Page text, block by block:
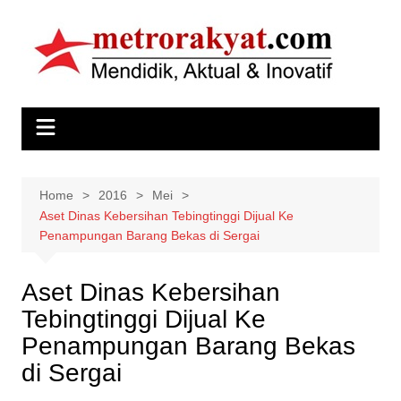
content
Home 2016
Mei
Aset Dinas Kebersihan Tebingtinggi Dijual Ke
Penampungan Barang Bekas di Sergai
Aset Dinas Kebersihan
Tebingtinggi Dijual Ke
Penampungan Barang Bekas
di Sergai